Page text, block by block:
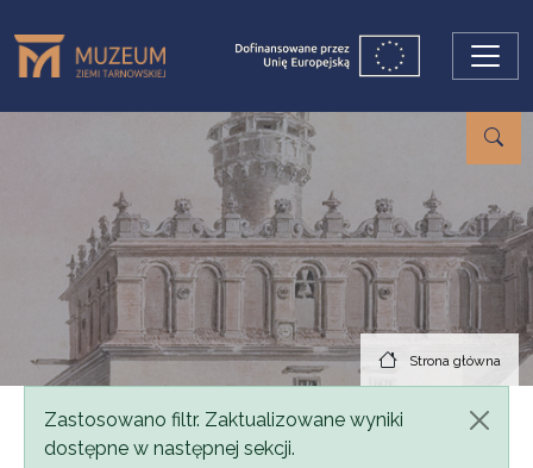
Strona główna
Komunikat
Zastosowano filtr. Zaktualizowane wyniki
dostępne w następnej sekcji.